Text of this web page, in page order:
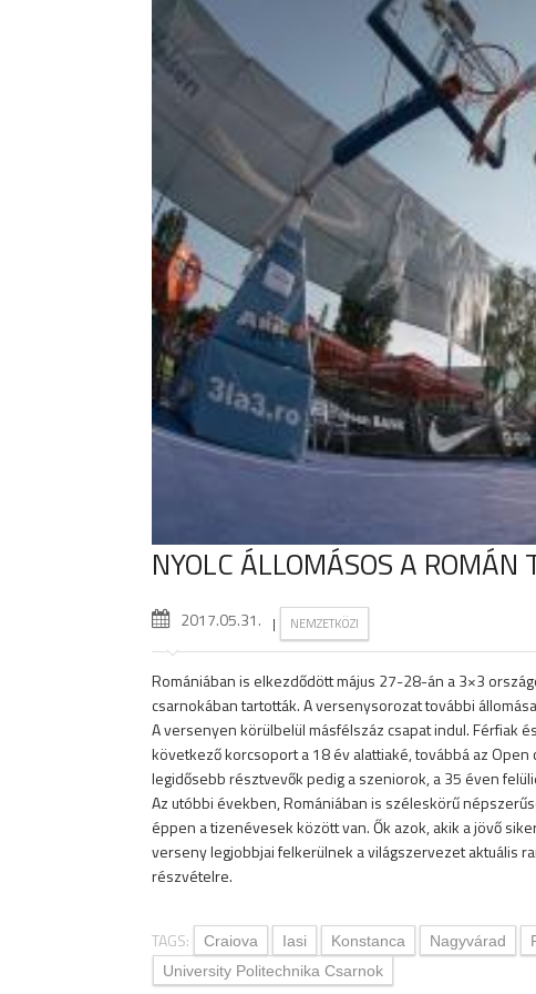
NYOLC ÁLLOMÁSOS A ROMÁN
2017.05.31. | NEMZETKÖZI
Romániában is elkezdődött május 27-28-án a 3×3
csarnokában tartották. A versenysorozat további
A versenyen körülbelül másfélszáz csapat indul. Férfiak
következő korcsoport a 18 év alattiaké, továbbá az
legidősebb résztvevők pedig a szeniorok, a 35 éven
Az utóbbi években, Romániában is széleskörű
éppen a tizenévesek között van. Ők azok, akik a jövő
verseny legjobbjai felkerülnek a világszervezet aktuális
részvételre.
TAGS: Craiova Iasi Konstanca Nagyvárad
University Politechnika Csarnok